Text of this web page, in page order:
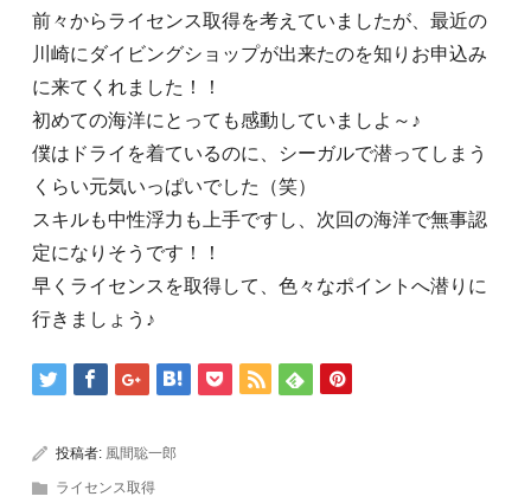
前々からライセンス取得を考えていましたが、最近の
川崎にダイビングショップが出来たのを知りお申込み
に来てくれました！！
初めての海洋にとっても感動していましよ～♪
僕はドライを着ているのに、シーガルで潜ってしまう
くらい元気いっぱいでした（笑）
スキルも中性浮力も上手ですし、次回の海洋で無事認
定になりそうです！！
早くライセンスを取得して、色々なポイントへ潜りに
行きましょう♪
投稿者: 風間聡一郎
ライセンス取得